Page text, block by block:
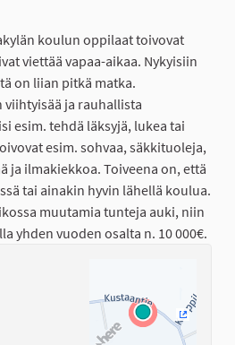
koulun oppilaat toivovat
viettää vapaa-aikaa. Nykyisiin
on liian pitkä matka.
ja rauhallista
esim. tehdä läksyjä, lukea tai
esim. sohvaa, säkkituoleja,
ja ilmakiekkoa. Toiveena on, että
tai ainakin hyvin lähellä koulua.
muutamia tunteja auki, niin
yhden vuoden osalta n. 10 000€.